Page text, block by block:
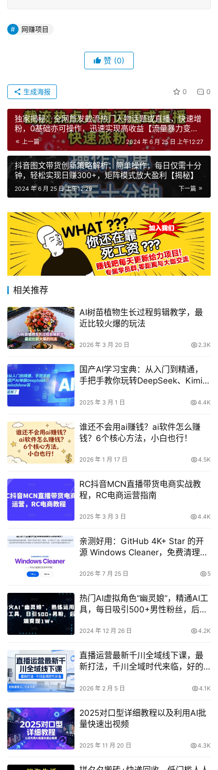
网赚项目
赞 (0)
0 0
生成海报
独家揭秘：全网首发截流热门人物话题或直播，快速增
粉，0基础亦可操作，迅速实现高收益【流量暴力变
现】上一篇 2024 年 6 月 25 日 上午12:27
抖音图文带货创新策略解析：简单操作，每日仅需十分
钟，轻松实现日赚300+，矩阵模式放大盈利【揭秘】
下一篇
2024 年 6 月 25 日 上午12:29
相关推荐
AI树苗植物生长过程剪辑教学，最
近比较火爆的玩法
2026 年 3 月 20 日 2.3K
国产AI学习宝典：从入门到精通，
手把手教你玩转DeepSeek、Kimi与
2025 年 3 月 1 日 4.4K
谁还不会用ai赚钱？ai软件怎么赚
钱？6个核心方法，小白也行！
2026 年 1 月 17 日 4.5K
RC抖音MCN直播带货电商实战教
程，RC电商运营指南
2025 年 3 月 3 日 4.4K
亲测好用：GitHub 4K+ Star 的开
源 Windows Cleaner，免费清理C
2026 年 7 月 25 日 5
热门AI虚拟角色“幽灵娘”，精通AI工
具，每日吸引500+男性粉丝，后端
2024 年 12 月 26 日 4.2K
直播运营最新千川全域线下课，最
新打法，千川全域时代来临，好的
2026 年 2 月 5 日 4.1K
2025对口型详细教程以及利用AI批
量快速出视频
2025 年 11 月 20 日 4.3K